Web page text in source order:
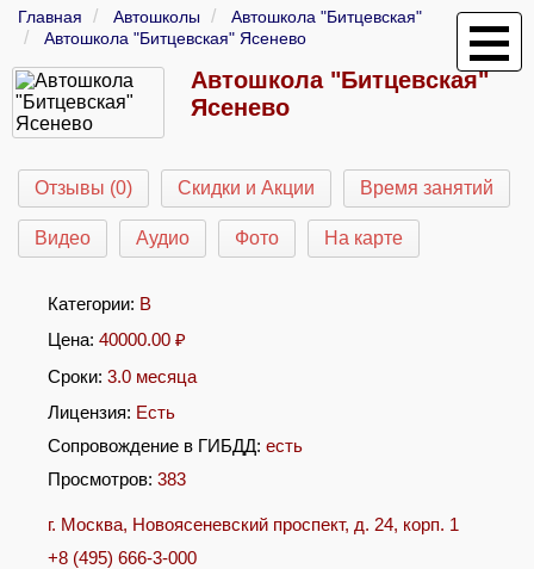
Главная Автошколы
Автошкола "Битцевская"
Автошкола "Битцевская" Ясенево
Автошкола "Битцевская"
Ясенево
Отзывы (0) Скидки и Акции Время занятий
Видео Аудио Фото На карте
Категории: B
Цена: 40000.00 ₽
Сроки: 3.0 месяца
Лицензия: Есть
Сопровождение в ГИБДД: есть
Просмотров: 383
г. Москва, Новоясеневский проспект, д. 24, корп. 1
+8 (495) 666-3-000